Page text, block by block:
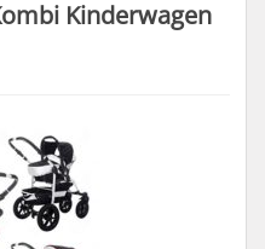
Kinderwagen